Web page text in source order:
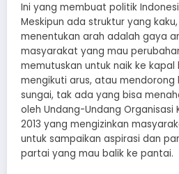
Ini yang membuat politik
Meskipun ada struktur yang
menentukan arah adalah gaya
masyarakat yang mau
memutuskan untuk naik ke
mengikuti arus, atau
sungai, tak ada yang bisa
oleh Undang-Undang Organisasi
2013 yang mengizinkan
untuk sampaikan aspirasi dan
partai yang mau balik ke pantai.